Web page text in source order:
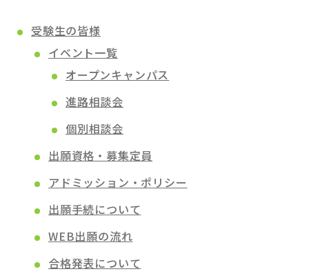
受験生の皆様
イベント一覧
オープンキャンパス
進路相談会
個別相談会
出願資格・募集定員
アドミッション・ポリシー
出願手続について
WEB出願の流れ
合格発表について